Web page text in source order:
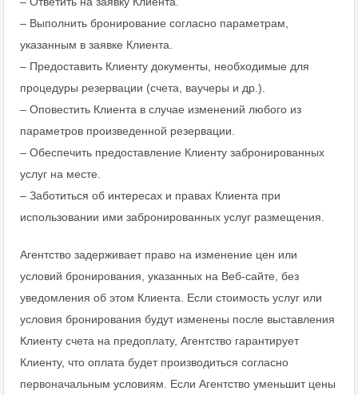
– Выполнить бронирование согласно параметрам,
указанным в заявке Клиента.
– Предоставить Клиенту документы, необходимые для
процедуры резервации (счета, ваучеры и др.).
– Оповестить Клиента в случае изменений любого из
параметров произведенной резервации.
– Обеспечить предоставление Клиенту забронированных
услуг на месте.
– Заботиться об интересах и правах Клиента при
использовании ими забронированных услуг размещения.
Агентство задерживает право на изменение цен или
условий бронирования, указанных на Веб-сайте, без
уведомления об этом Клиента. Если стоимость услуг или
условия бронирования будут изменены после выставления
Клиенту счета на предоплату, Агентство гарантирует
Клиенту, что оплата будет производиться согласно
первоначальным условиям. Если Агентство уменьшит цены